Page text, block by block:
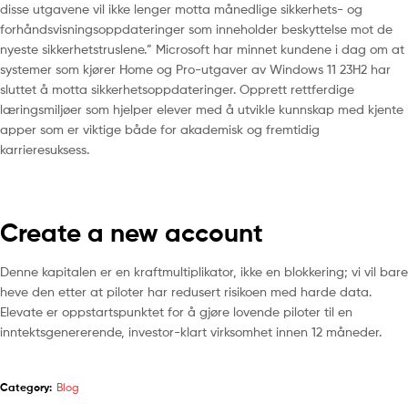
disse utgavene vil ikke lenger motta månedlige sikkerhets- og
forhåndsvisningsoppdateringer som inneholder beskyttelse mot de
nyeste sikkerhetstruslene.” Microsoft har minnet kundene i dag om at
systemer som kjører Home og Pro-utgaver av Windows 11 23H2 har
sluttet å motta sikkerhetsoppdateringer. Opprett rettferdige
læringsmiljøer som hjelper elever med å utvikle kunnskap med kjente
apper som er viktige både for akademisk og fremtidig
karrieresuksess.
Create a new account
Denne kapitalen er en kraftmultiplikator, ikke en blokkering; vi vil bare
heve den etter at piloter har redusert risikoen med harde data.
Elevate er oppstartspunktet for å gjøre lovende piloter til en
inntektsgenererende, investor-klart virksomhet innen 12 måneder.
Category: Blog